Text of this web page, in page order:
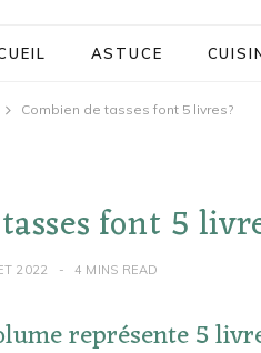
ASTUCE
Combien de tasses font 5 livres?
font 5
2022 4 MINS READ
représente 5